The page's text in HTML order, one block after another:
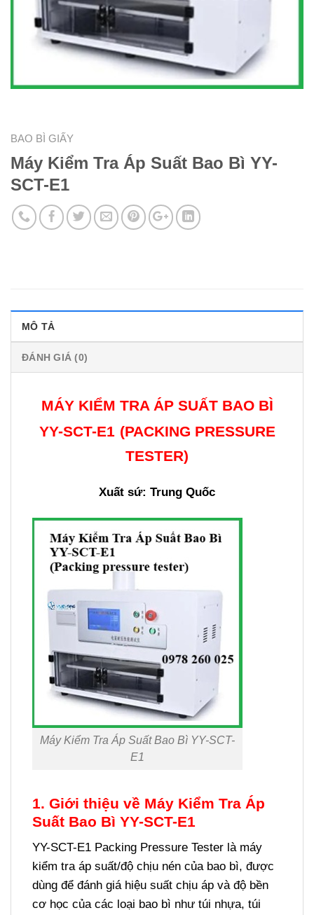
BAO BÌ GIẤY
Máy Kiểm Tra Áp Suất Bao Bì YY-
SCT-E1
MÔ TẢ
ĐÁNH GIÁ (0)
MÁY KIỂM TRA ÁP SUẤT BAO BÌ
YY-SCT-E1 (PACKING PRESSURE
TESTER)
Xuất sứ: Trung Quốc
Máy Kiểm Tra Áp Suất Bao Bì YY-SCT-
E1
1. Giới thiệu về Máy Kiểm Tra Áp
Suất Bao Bì YY-SCT-E1
YY-SCT-E1 Packing Pressure Tester là máy
kiểm tra áp suất/độ chịu nén của bao bì, được
dùng để đánh giá hiệu suất chịu áp và độ bền
cơ học của các loại bao bì như túi nhựa, túi